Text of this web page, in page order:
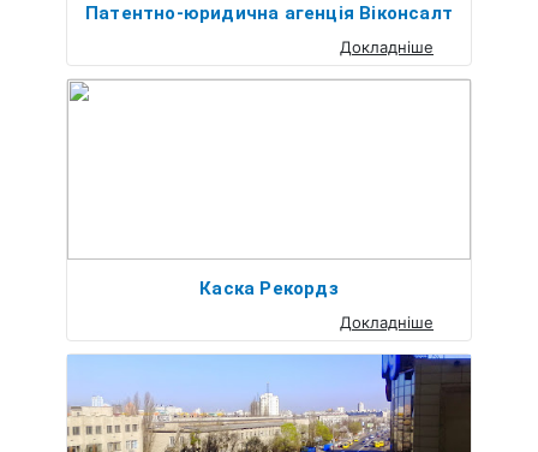
Патентно-юридична агенція Віконсалт
Докладніше
Каска Рекордз
Докладніше